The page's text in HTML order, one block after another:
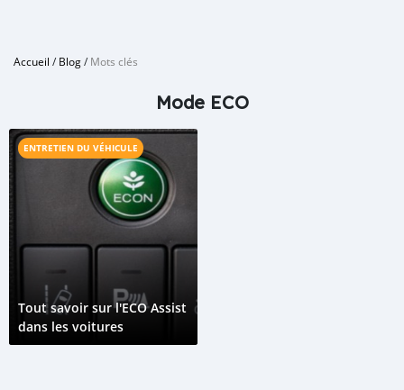
Accueil /Blog/Mots clés
Mode ECO
ENTRETIEN DU VÉHICULE
Tout savoir sur l'ECO Assist
dans les voitures